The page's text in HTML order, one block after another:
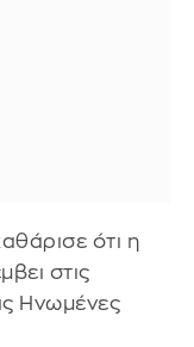
ότι η
στις
Ηνωμένες